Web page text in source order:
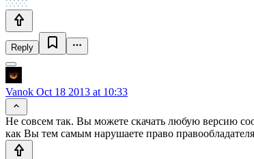
Reply
Vanok Oct 18 2013 at 10:33
Не совсем так. Вы можете скачать любую версию
как Вы тем самым нарушаете право